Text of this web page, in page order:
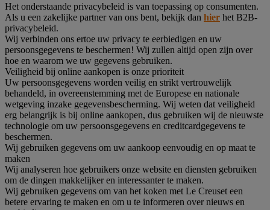
Het onderstaande privacybeleid is van toepassing op consumenten.
Als u een zakelijke partner van ons bent, bekijk dan hier het B2B-
privacybeleid.
Wij verbinden ons ertoe uw privacy te eerbiedigen en uw
persoonsgegevens te beschermen! Wij zullen altijd open zijn over
hoe en waarom we uw gegevens gebruiken.
Veiligheid bij online aankopen is onze prioriteit
Uw persoonsgegevens worden veilig en strikt vertrouwelijk
behandeld, in overeenstemming met de Europese en nationale
wetgeving inzake gegevensbescherming. Wij weten dat veiligheid
erg belangrijk is bij online aankopen, dus gebruiken wij de nieuwste
technologie om uw persoonsgegevens en creditcardgegevens te
beschermen.
Wij gebruiken gegevens om uw aankoop eenvoudig en op maat te
maken
Wij analyseren hoe gebruikers onze website en diensten gebruiken
om de dingen makkelijker en interessanter te maken.
Wij gebruiken gegevens om van het koken met Le Creuset een
betere ervaring te maken en om u te informeren over nieuws en